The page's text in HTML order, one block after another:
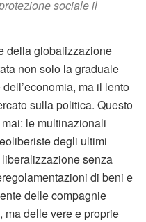
sociale il
della globalizzazione
non solo la graduale
ma il lento
sulla politica. Questo
le multinazionali
degli ultimi
liberalizzazione senza
di beni e
delle compagnie
ma delle vere e proprie